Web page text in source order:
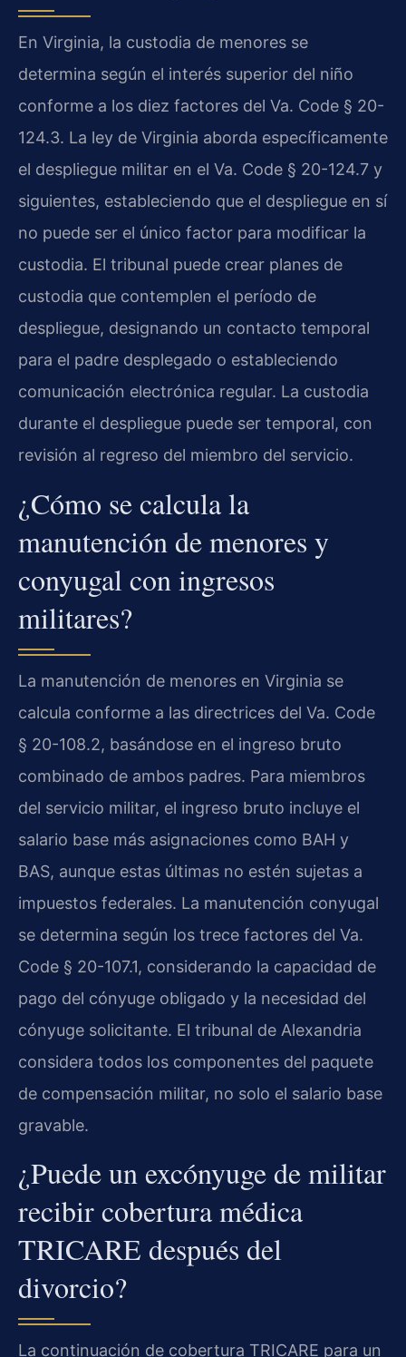
En Virginia, la custodia de menores se
determina según el interés superior del niño
conforme a los diez factores del Va. Code § 20-
124.3. La ley de Virginia aborda específicamente
el despliegue militar en el Va. Code § 20-124.7 y
siguientes, estableciendo que el despliegue en sí
no puede ser el único factor para modificar la
custodia. El tribunal puede crear planes de
custodia que contemplen el período de
despliegue, designando un contacto temporal
para el padre desplegado o estableciendo
comunicación electrónica regular. La custodia
durante el despliegue puede ser temporal, con
revisión al regreso del miembro del servicio.
¿Cómo se calcula la
manutención de menores y
conyugal con ingresos
militares?
La manutención de menores en Virginia se
calcula conforme a las directrices del Va. Code
§ 20-108.2, basándose en el ingreso bruto
combinado de ambos padres. Para miembros
del servicio militar, el ingreso bruto incluye el
salario base más asignaciones como BAH y
BAS, aunque estas últimas no estén sujetas a
impuestos federales. La manutención conyugal
se determina según los trece factores del Va.
Code § 20-107.1, considerando la capacidad de
pago del cónyuge obligado y la necesidad del
cónyuge solicitante. El tribunal de Alexandria
considera todos los componentes del paquete
de compensación militar, no solo el salario base
gravable.
¿Puede un excónyuge de militar
recibir cobertura médica
TRICARE después del
divorcio?
La continuación de cobertura TRICARE para un